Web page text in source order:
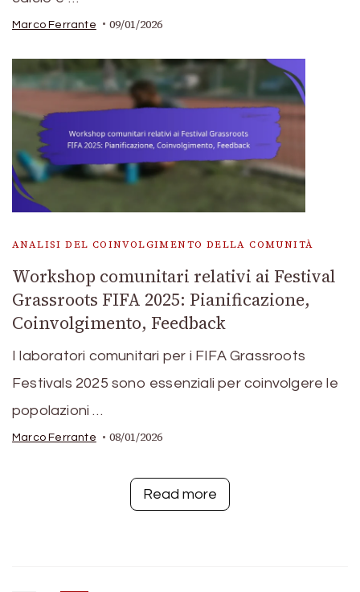
Marco Ferrante 09/01/2026
ANALISI DEL COINVOLGIMENTO DELLA COMUNITÀ
Workshop comunitari relativi ai Festival
Grassroots FIFA 2025: Pianificazione,
Coinvolgimento, Feedback
I laboratori comunitari per i FIFA Grassroots
Festivals 2025 sono essenziali per coinvolgere le
popolazioni …
Marco Ferrante 08/01/2026
Read more